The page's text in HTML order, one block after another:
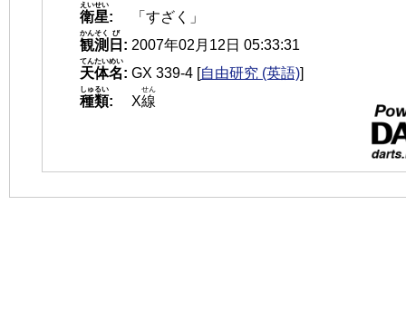
衛星
えいせい
:
「すざく」
観測
かんそく
日
び
: 2007年02月12日 05:33:31
天体名
てんたいめい
: GX 339-4 [自由研究 (英語)]
種類
しゅるい
: X線
せん